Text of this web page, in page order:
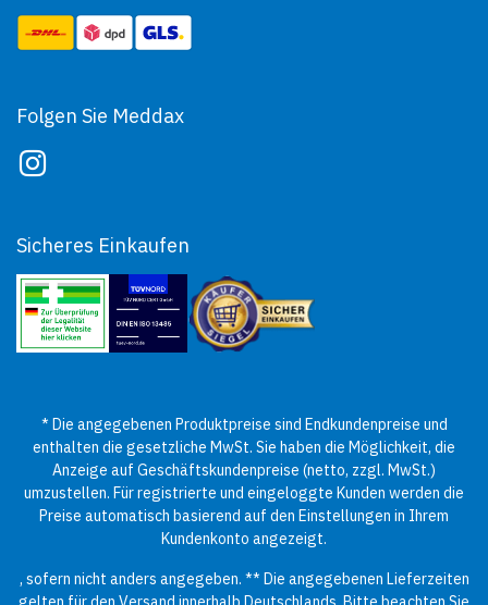
Folgen Sie Meddax
Sicheres Einkaufen
* Die angegebenen Produktpreise sind Endkundenpreise und
enthalten die gesetzliche MwSt. Sie haben die Möglichkeit, die
Anzeige auf Geschäftskundenpreise (netto, zzgl. MwSt.)
umzustellen. Für registrierte und eingeloggte Kunden werden die
Preise automatisch basierend auf den Einstellungen in Ihrem
Kundenkonto angezeigt.
, sofern nicht anders angegeben. ** Die angegebenen Lieferzeiten